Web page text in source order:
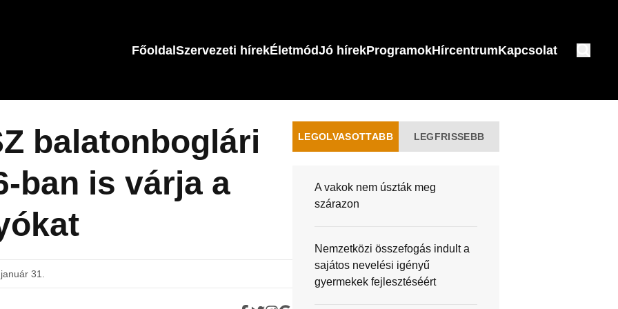
FőoldalSzervezeti hírekÉletmódJó hírekProgramokHírcentrumKapcsolat
balatonboglári
ban is várja a
31.
LEGOLVASOTTABB LEGFRISSEBB
A vakok nem úszták meg
szárazon
Nemzetközi összefogás indult a
sajátos nevelési igényű
gyermekek fejlesztéséért